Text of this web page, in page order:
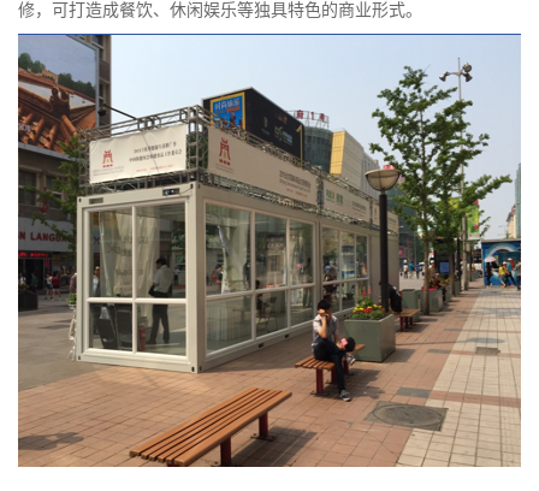
修，可打造成餐饮、休闲娱乐等独具特色的商业形式。